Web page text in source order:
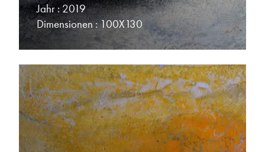
Jahr : 2019
Dimensionen : 100X130